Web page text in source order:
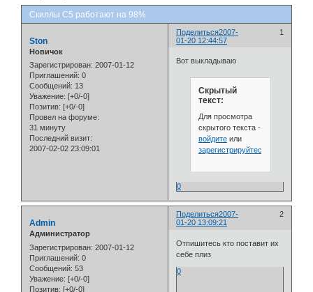
Скиллы С5 работают на 98%
Поделиться 1
2007-
01-20 12:44:57
Ston
Новичок
Зарегистрирован: 2007-01-12
Приглашений: 0
Сообщений: 13
Уважение: [+0/-0]
Позитив: [+0/-0]
Провел на форуме:
31 минуту
Последний визит:
2007-02-02 23:09:01
Вот выкладываю
Скрытый
текст:
Для просмотра
скрытого текста -
войдитеили
зарегистрируйтесь
0
Поделиться 2
2007-
01-20 13:09:21
Admin
Администратор
Зарегистрирован: 2007-01-12
Приглашений: 0
Сообщений: 53
Уважение: [+0/-0]
Позитив: [+0/-0]
Отпишитесь кто поставит их
себе плиз
0